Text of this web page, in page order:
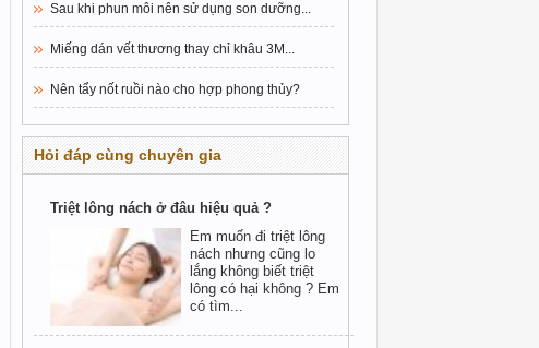
Sau khi phun môi nên sử dụng son dưỡng...
Miếng dán vết thương thay chỉ khâu 3M...
Nên tẩy nốt ruồi nào cho hợp phong thủy?
Hỏi đáp cùng chuyên gia
Triệt lông nách ở đâu hiệu quả ?
Em muốn đi triệt lông
nách nhưng cũng lo
lắng không biết triệt
lông có hại không ? Em
có tìm...